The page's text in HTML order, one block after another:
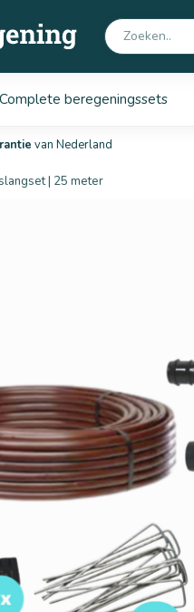
Complete beregeningssets
van Nederland
| 25 meter